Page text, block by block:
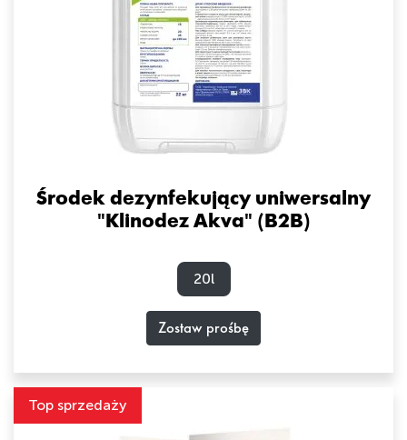
Środek dezynfekujący uniwersalny
"Klinodez Akva" (B2B)
20l
Zostaw prośbę
Top sprzedaży